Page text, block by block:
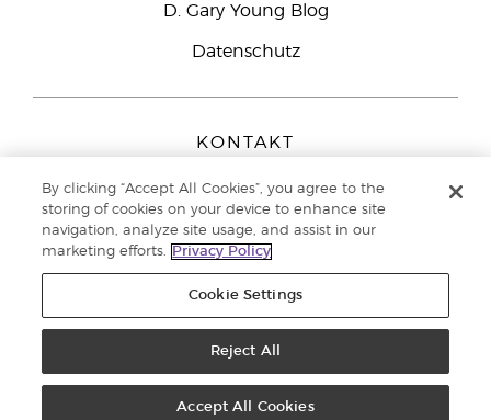
D. Gary Young Blog
Datenschutz
KONTAKT
Peizerweg 97
9727 AJ Groningen
Netherlands
Kundenservice:08000-825049
Datenschutzerklärung
By clicking “Accept All Cookies”, you agree to the
storing of cookies on your device to enhance site
navigation, analyze site usage, and assist in our
marketing efforts.
Privacy Policy
Cookie Settings
Reject All
Accept All Cookies